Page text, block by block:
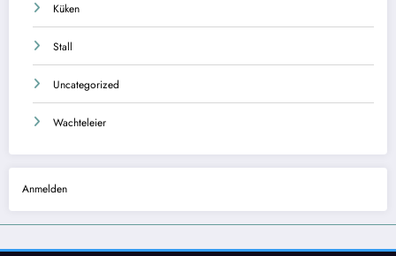
Küken
Stall
Uncategorized
Wachteleier
Anmelden